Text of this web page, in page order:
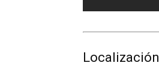
Localización